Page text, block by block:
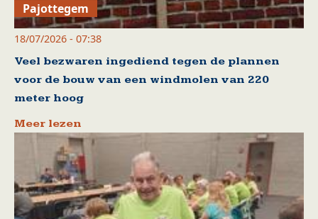
Pajottegem
18/07/2026 - 07:38
Veel bezwaren ingediend tegen de plannen
voor de bouw van een windmolen van 220
meter hoog
Meer lezen